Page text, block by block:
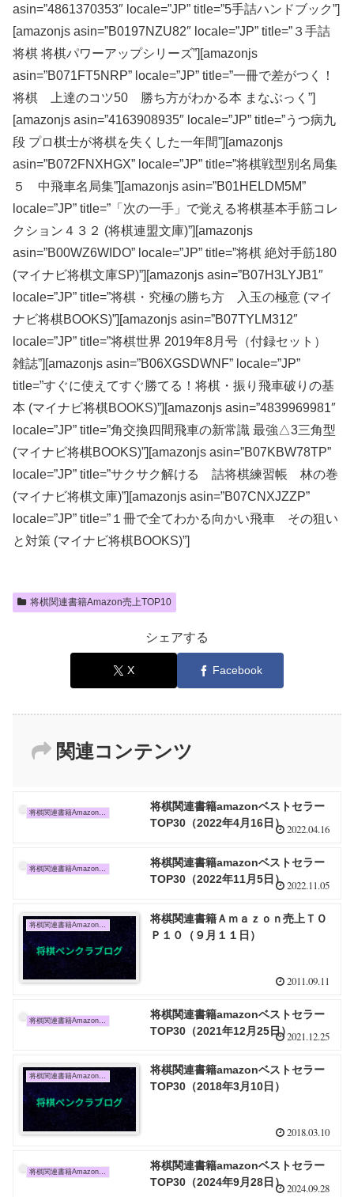
asin=”4861370353″ locale=”JP” title=”5手詰ハンドブック”]
[amazonjs asin=”B0197NZU82″ locale=”JP” title=”３手詰
将棋 将棋パワーアップシリーズ”][amazonjs
asin=”B071FT5NRP” locale=”JP” title=”一冊で差がつく！
将棋 上達のコツ50 勝ち方がわかる本 まなぶっく”]
[amazonjs asin=”4163908935″ locale=”JP” title=”うつ病九
段 プロ棋士が将棋を失くした一年間”][amazonjs
asin=”B072FNXHGX” locale=”JP” title=”将棋戦型別名局集
５ 中飛車名局集”][amazonjs asin=”B01HELDM5M”
locale=”JP” title=”「次の一手」で覚える将棋基本手筋コレ
クション４３２ (将棋連盟文庫)”][amazonjs
asin=”B00WZ6WIDO” locale=”JP” title=”将棋 絶対手筋180
(マイナビ将棋文庫SP)”][amazonjs asin=”B07H3LYJB1″
locale=”JP” title=”将棋・究極の勝ち方 入玉の極意 (マイ
ナビ将棋BOOKS)”][amazonjs asin=”B07TYLM312″
locale=”JP” title=”将棋世界 2019年8月号（付録セット）
雑誌”][amazonjs asin=”B06XGSDWNF” locale=”JP”
title=”すぐに使えてすぐ勝てる！将棋・振り飛車破りの基
本 (マイナビ将棋BOOKS)”][amazonjs asin=”4839969981″
locale=”JP” title=”角交換四間飛車の新常識 最強△3三角型
(マイナビ将棋BOOKS)”][amazonjs asin=”B07KBW78TP”
locale=”JP” title=”サクサク解ける 詰将棋練習帳 林の巻
(マイナビ将棋文庫)”][amazonjs asin=”B07CNXJZZP”
locale=”JP” title=”１冊で全てわかる向かい飛車 その狙い
と対策 (マイナビ将棋BOOKS)”]
将棋関連書籍Amazon売上TOP10
シェアする
X Facebook
関連コンテンツ
将棋関連書籍Amazon売上TOP10
将棋関連書籍amazonベストセラー
TOP30（2022年4月16日） 2022.04.16
将棋関連書籍amazonベストセラー
TOP30（2022年11月5日） 2022.11.05
将棋関連書籍Ａｍａｚｏｎ売上ＴＯ
Ｐ１０（９月１１日）
2011.09.11
将棋関連書籍amazonベストセラー
TOP30（2021年12月25日）2021.12.25
将棋関連書籍Amazon売上TOP10
将棋関連書籍amazonベストセラー
TOP30（2018年3月10日）
2018.03.10
将棋関連書籍Amazon売上TOP10
将棋関連書籍amazonベストセラー
TOP30（2024年9月28日） 2024.09.28